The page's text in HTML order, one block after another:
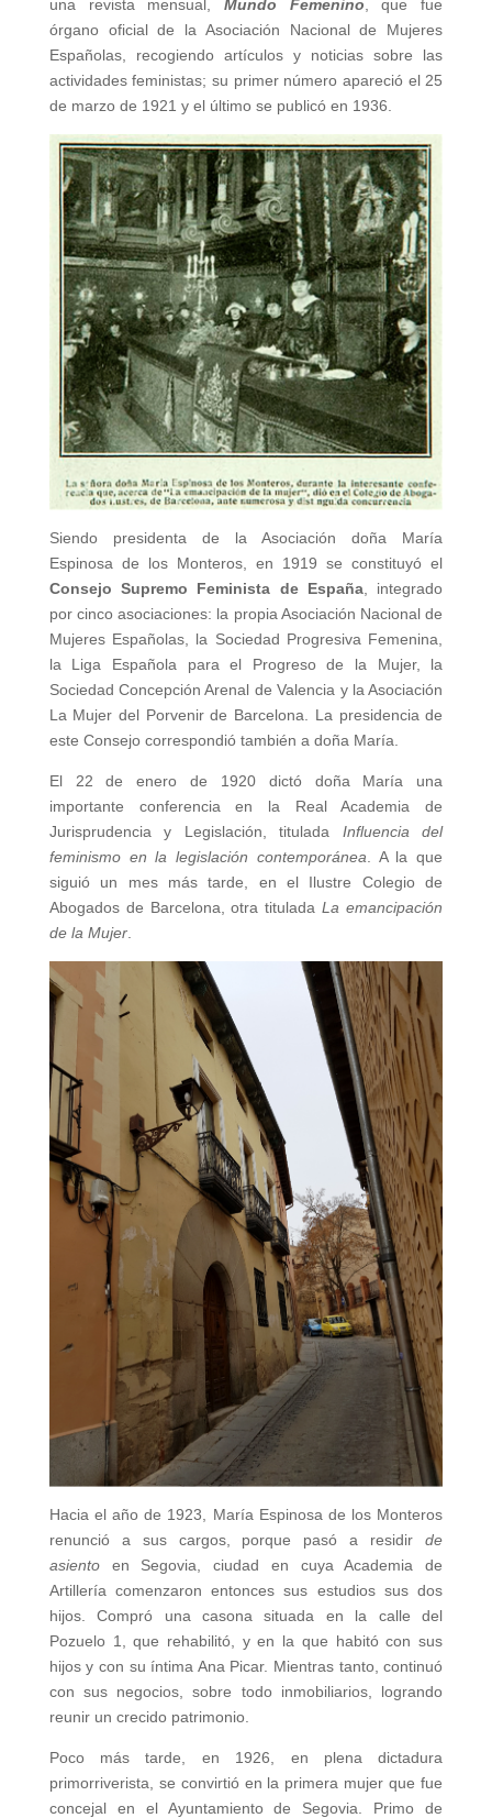
una revista mensual, Mundo Femenino , que fue
órgano oficial de la Asociación Nacional de Mujeres
Españolas, recogiendo artículos y noticias sobre las
actividades feministas; su primer número apareció el 25
de marzo de 1921 y el último se publicó en 1936.
Siendo presidenta de la Asociación doña María
Espinosa de los Monteros, en 1919 se constituyó el
Consejo Supremo Feminista de España, integrado
por cinco asociaciones: la propia Asociación Nacional de
Mujeres Españolas, la Sociedad Progresiva Femenina,
la Liga Española para el Progreso de la Mujer, la
Sociedad Concepción Arenal de Valencia y la Asociación
La Mujer del Porvenir de Barcelona. La presidencia de
este Consejo correspondió también a doña María.
El 22 de enero de 1920 dictó doña María una
importante conferencia en la Real Academia de
Jurisprudencia y Legislación, titulada Influencia del
feminismo en la legislación contemporánea . A la que
siguió un mes más tarde, en el Ilustre Colegio de
Abogados de Barcelona, otra tituladaLa emancipación
de la Mujer.
Hacia el año de 1923, María Espinosa de los Monteros
renunció a sus cargos, porque pasó a residirde
asiento en Segovia, ciudad en cuya Academia de
Artillería comenzaron entonces sus estudios sus dos
hijos. Compró una casona situada en la calle del
Pozuelo 1, que rehabilitó, y en la que habitó con sus
hijos y con su íntima Ana Picar. Mientras tanto, continuó
con sus negocios, sobre todo inmobiliarios, logrando
reunir un crecido patrimonio.
Poco más tarde, en 1926, en plena dictadura
primorriverista, se convirtió en la primera mujer que fue
concejal en el Ayuntamiento de Segovia. Primo de